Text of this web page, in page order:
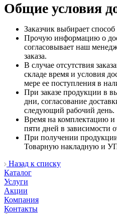
Общие условия
Заказчик выбирает способ
Прочую информацию о
согласовывает наш
заказа.
В случае отсутствия
складе время и условия
мере ее поступления в
При заказе продукции в
дни, согласование
следующий рабочий день.
Время на комплектацию и
пяти дней в зависимости
При получении
Товарную накладную и
Назад к списку
Каталог
Услуги
Акции
Компания
Контакты